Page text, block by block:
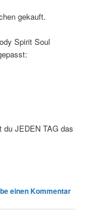
gekauft.
Spirit Soul
du JEDEN TAG das
einen Kommentar